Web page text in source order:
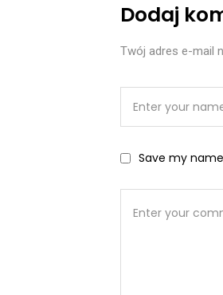
Dodaj
Twój adres e-mail
Save my